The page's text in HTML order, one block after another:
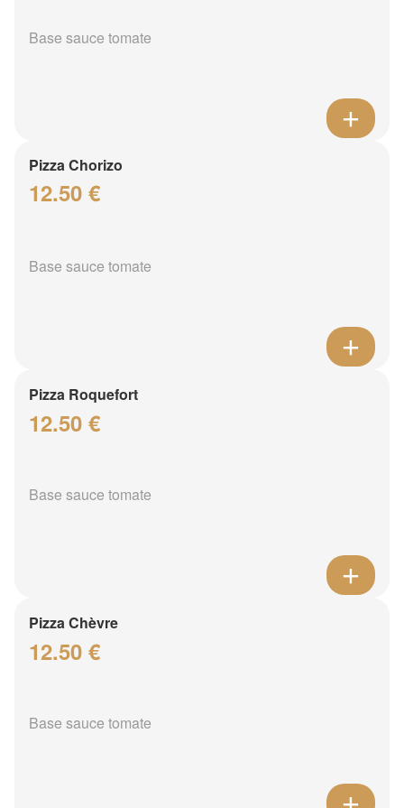
Base sauce tomate
Pizza Chorizo
12.50 €
Base sauce tomate
Pizza Roquefort
12.50 €
Base sauce tomate
Pizza Chèvre
12.50 €
Base sauce tomate